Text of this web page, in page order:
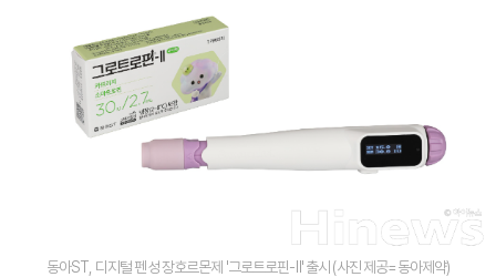
동아ST, 디지털 펜 성장호르몬제 '그로트로핀-Ⅱ' 출시 (사진 제공=동아제약)